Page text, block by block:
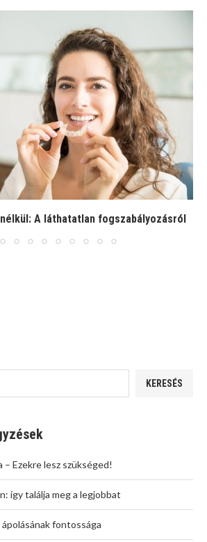
A láthatatlan fogszabályozásról
KERESÉS
Ezekre lesz szükséged!
így találja meg a legjobbat
fontossága